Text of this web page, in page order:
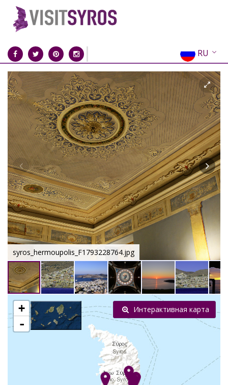
RU
EN
EL
FR
DE
IT
ES
CN
syros_hermoupolis_F1793228764.jpg
+
-
Интерактивная карта